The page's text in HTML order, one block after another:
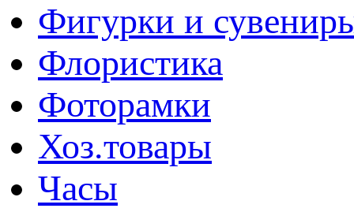
Фигурки и
Флористика
Фоторамки
Хоз.товары
Часы